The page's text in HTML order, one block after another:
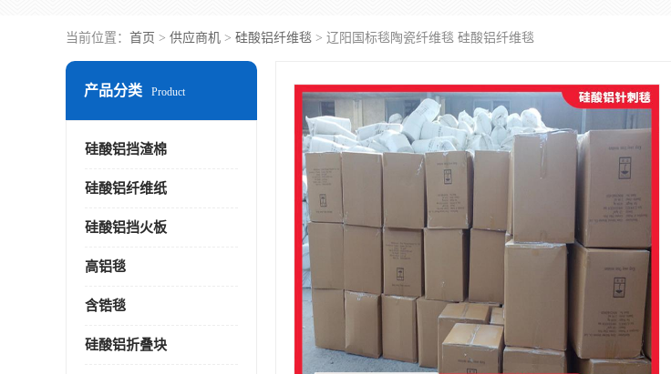
当前位置： 首页 > 供应商机 > 硅酸铝纤维毯 > 辽阳国标毯陶瓷纤维毯 硅酸铝纤维毯
产品分类 Product
硅酸铝挡渣棉
硅酸铝纤维纸
硅酸铝挡火板
高铝毯
含锆毯
硅酸铝折叠块